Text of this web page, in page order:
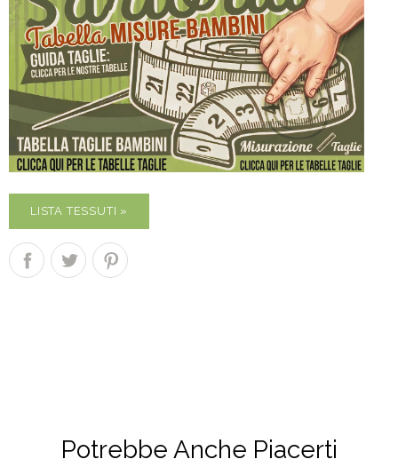
LISTA TESSUTI »
Potrebbe Anche Piacerti